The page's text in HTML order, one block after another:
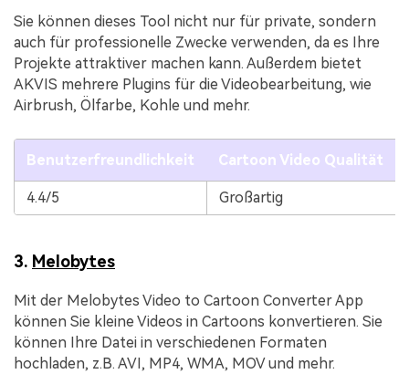
Sie können dieses Tool nicht nur für private, sondern
auch für professionelle Zwecke verwenden, da es Ihre
Projekte attraktiver machen kann. Außerdem bietet
AKVIS mehrere Plugins für die Videobearbeitung, wie
Airbrush, Ölfarbe, Kohle und mehr.
Benutzerfreundlichkeit Cartoon Video Qualität
4.4/5 Großartig
3. Melobytes
Mit der Melobytes Video to Cartoon Converter App
können Sie kleine Videos in Cartoons konvertieren. Sie
können Ihre Datei in verschiedenen Formaten
hochladen, z.B. AVI, MP4, WMA, MOV und mehr.